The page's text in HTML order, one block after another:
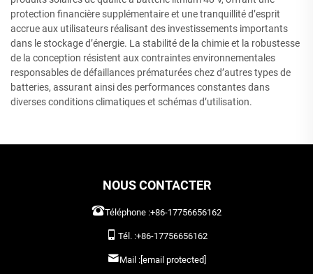
protection financière supplémentaire et une tranquillité d’esprit
accrue aux utilisateurs réalisant des investissements importants
dans le stockage d’énergie. La stabilité de la chimie et la robustesse
de la conception résistent aux contraintes environnementales
responsables de défaillances prématurées chez d’autres types de
batteries, assurant ainsi des performances constantes dans
diverses conditions climatiques et schémas d’utilisation.
NOUS CONTACTER
Téléphone :+86-17756656162
Tél. :+86-17756656162
Mail : [email protected]